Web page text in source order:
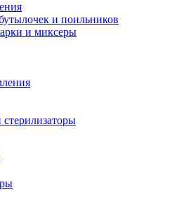
и поильников
и миксеры